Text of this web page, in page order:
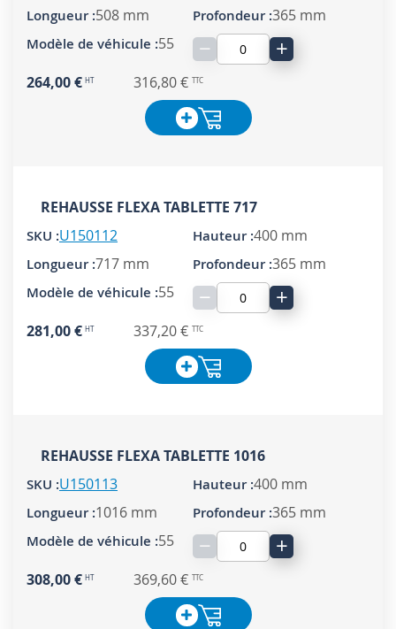
508 mm
365 mm
55
− +
264,00 € 316,80 €
REHAUSSE FLEXA TABLETTE 717
U150112
400 mm
717 mm
365 mm
55
− +
281,00 € 337,20 €
REHAUSSE FLEXA TABLETTE 1016
U150113
400 mm
1016 mm
365 mm
55
− +
308,00 € 369,60 €